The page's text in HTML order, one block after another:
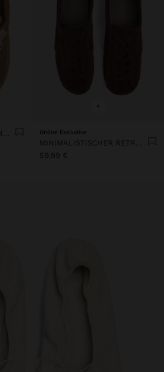
MINIMALISTISCHER RETRO-LEDERSNEAKER
+
Online Exclusive
MINIMALISTISCHER RETRO-LEDERSNEAKER
59,99 €